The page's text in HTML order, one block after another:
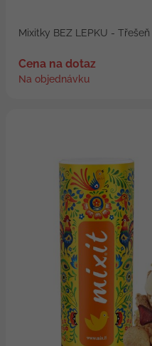
Mixitky BEZ LEPKU -
Cena na dotaz
Na objednávku